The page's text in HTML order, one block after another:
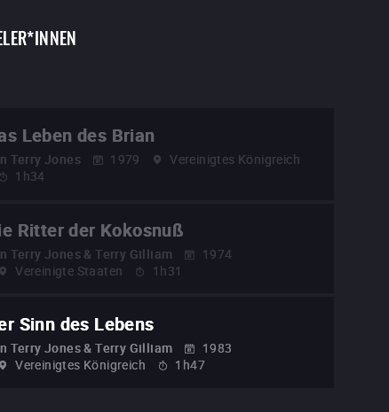
Leben des Brian
Terry Jones 1979
Vereinigtes Königreich
1h34
Ritter der Kokosnuß
Terry Jones & Terry Gilliam
1974
Vereinigte Staaten
1h31
Sinn des Lebens
Terry Jones & Terry Gilliam
1983
Vereinigtes Königreich
1h47